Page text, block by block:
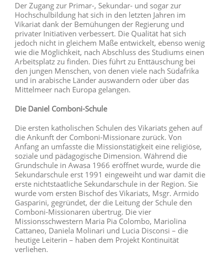
Der Zugang zur Primar-, Sekundar- und sogar zur
Hochschulbildung hat sich in den letzten Jahren im
Vikariat dank der Bemühungen der Regierung und
privater Initiativen verbessert. Die Qualität hat sich
jedoch nicht in gleichem Maße entwickelt, ebenso wenig
wie die Möglichkeit, nach Abschluss des Studiums einen
Arbeitsplatz zu finden. Dies führt zu Enttäuschung bei
den jungen Menschen, von denen viele nach Südafrika
und in arabische Länder auswandern oder über das
Mittelmeer nach Europa gelangen.
Die Daniel Comboni-Schule
Die ersten katholischen Schulen des Vikariats gehen auf
die Ankunft der Comboni-Missionare zurück. Von
Anfang an umfasste die Missionstätigkeit eine religiöse,
soziale und pädagogische Dimension. Während die
Grundschule in Awasa 1966 eröffnet wurde, wurde die
Sekundarschule erst 1991 eingeweiht und war damit die
erste nichtstaatliche Sekundarschule in der Region. Sie
wurde vom ersten Bischof des Vikariats, Msgr. Armido
Gasparini, gegründet, der die Leitung der Schule den
Comboni-Missionaren übertrug. Die vier
Missionsschwestern Maria Pia Colombo, Mariolina
Cattaneo, Daniela Molinari und Lucia Disconsi – die
heutige Leiterin – haben dem Projekt Kontinuität
verliehen.